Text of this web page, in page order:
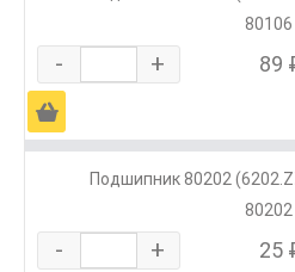
80106
- + 89
Ä
Подшипник 80202
80202
- + 25